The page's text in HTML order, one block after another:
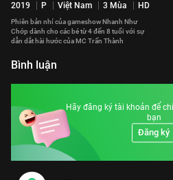
2019 P Việt Nam 3 Mùa HD
Phiên bản nhí của gameshow Nhanh Như
Chớp dành cho các bé từ 4 đến 8 tuổi với sự
dẫn dắt hài hước của MC Trấn Thành
Bình luận
Hãy đăng ký tài khoản để
bạn
Đăng ký